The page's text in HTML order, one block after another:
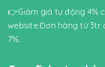
👉Giảm giá tự động 4%
website.Đơn hàng từ 3tr
7%.